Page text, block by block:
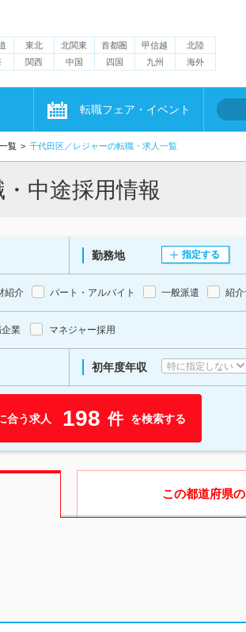
東北 北関東 首都圏 甲信越
北陸
関西 中国 四国 九州 海外
転職フェア・イベント
覧 千代田区／レジャーの転職・求人一覧
中途採用情報
勤務地 指定する
紹介 パート・アルバイト 一般派遣 紹
業 マネジャー採用
初年度年収 特に指定しない
合う求人 198 件 を検索する
この都道府県